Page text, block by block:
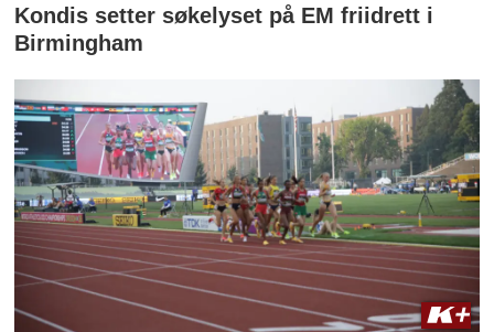
Kondis setter søkelyset på EM friidrett i
Birmingham